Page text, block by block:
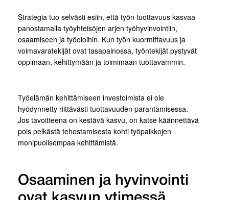
Strategia tuo selvästi esiin, että työn tuottavuus kasvaa
panostamalla työyhteisöjen arjen työhyvinvointiin,
osaamiseen ja työoloihin. Kun työn kuormittavuus ja
voimavaratekijät ovat tasapainossa, työntekijät pystyvät
oppimaan, kehittymään ja toimimaan tuottavammin.
Työelämän kehittämiseen investoimista ei ole
hyödynnetty riittävästi tuottavuuden parantamisessa.
Jos tavoitteena on kestävä kasvu, on katse käännettävä
pois pelkästä tehostamisesta kohti työpaikkojen
monipuolisempaa kehittämistä.
Osaaminen ja hyvinvointi